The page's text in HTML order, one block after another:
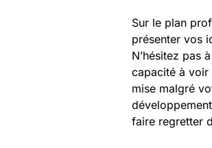
Sur le plan
présenter vos
N’hésitez pas
capacité à voir
mise malgré
faire regretter